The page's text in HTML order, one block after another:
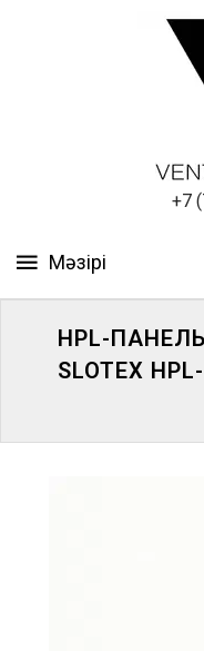
+7
ПАНЕЛИ
HPL-ПАНЕЛЬ
SLOTEX